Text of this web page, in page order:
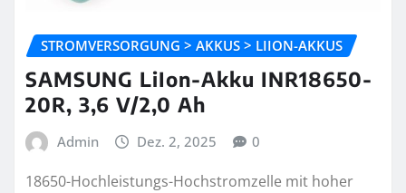
STROMVERSORGUNG > AKKUS > LIION-AKKUS
SAMSUNG LiIon-Akku INR18650-
20R, 3,6 V/2,0 Ah
Admin Dez. 2, 2025 0
18650-Hochleistungs-Hochstromzelle mit hoher